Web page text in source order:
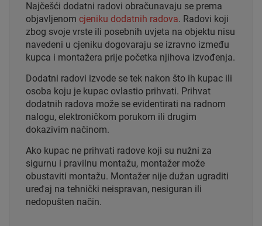
Najčešći dodatni radovi obračunavaju se prema
objavljenom cjeniku dodatnih radova. Radovi koji
zbog svoje vrste ili posebnih uvjeta na objektu nisu
navedeni u cjeniku dogovaraju se izravno između
kupca i montažera prije početka njihova izvođenja.
Dodatni radovi izvode se tek nakon što ih kupac ili
osoba koju je kupac ovlastio prihvati. Prihvat
dodatnih radova može se evidentirati na radnom
nalogu, elektroničkom porukom ili drugim
dokazivim načinom.
Ako kupac ne prihvati radove koji su nužni za
sigurnu i pravilnu montažu, montažer može
obustaviti montažu. Montažer nije dužan ugraditi
uređaj na tehnički neispravan, nesiguran ili
nedopušten način.